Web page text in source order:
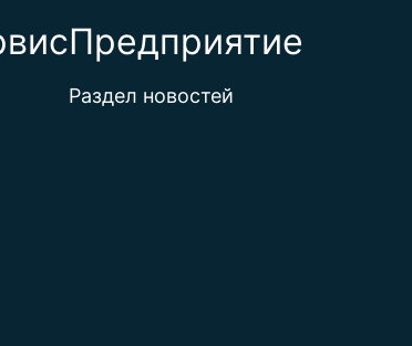
Предприятие
Раздел новостей